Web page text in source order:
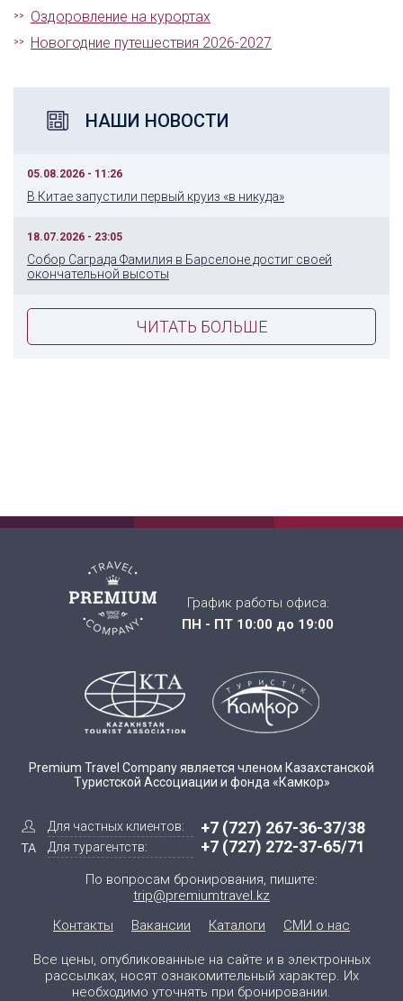
Оздоровление на курортах
Новогодние путешествия 2026-2027
НАШИ НОВОСТИ
05.08.2026 - 11:26
В Китае запустили первый круиз «в никуда»
18.07.2026 - 23:05
Собор Саграда Фамилия в Барселоне достиг своей
окончательной высоты
ЧИТАТЬ БОЛЬШЕ
График работы офиса:
ПН - ПТ 10:00 до 19:00
Premium Travel Company является членом Казахстанской
Туристской Ассоциации и фонда «Камкор»
Для частных клиентов:
Для турагентств:
+7 (727) 267-36-37/38
+7 (727) 272-37-65/71
По вопросам бронирования, пишите:
trip@premiumtravel.kz
Контакты
Вакансии Каталоги СМИ о нас
Все цены, опубликованные на сайте и в электронных
рассылках, носят ознакомительный характер. Их
необходимо уточнять при бронировании.